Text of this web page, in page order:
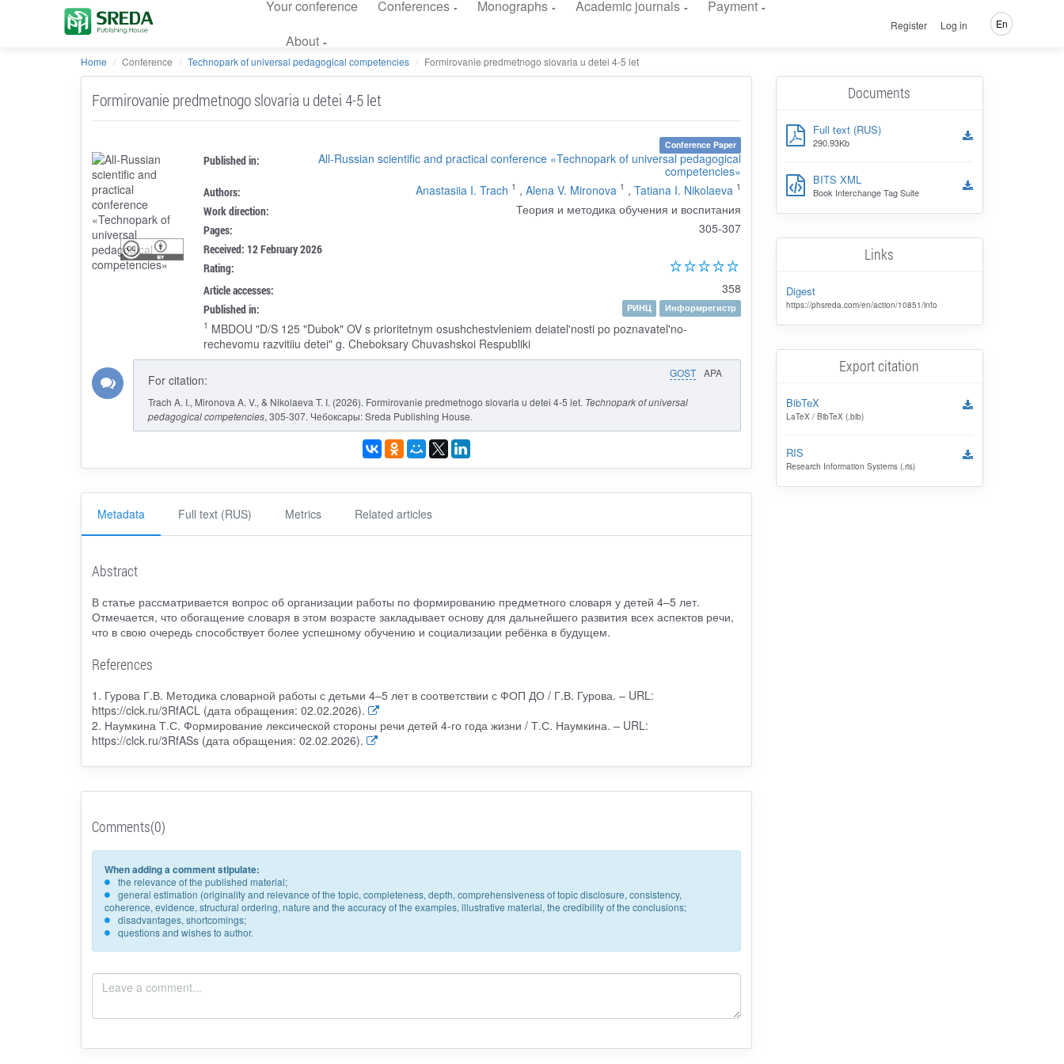
Your conference Conferences Monographs Academic journals
Payment
About
Register Log in En
Home Conference Technopark of universal pedagogical competencies Formirovanie predmetnogo slovaria u detei 4-5 let
Formirovanie predmetnogo slovaria u detei 4-5 let
Conference Paper
Published in:
All-Russian scientific and practical conference «Technopark of universal pedagogical
competencies»
Authors: Anastasiia I. Trach 1 , Alena V. Mironova 1 , Tatiana I. Nikolaeva 1
Work direction: Теория и методика обучения и воспитания
Pages: 305-307
Received: 12 February 2026
Rating:
Article accesses:
358
Published in: РИНЦ
Информрегистр
1 MBDOU "D/S 125 "Dubok" OV s prioritetnym osushchestvleniem deiatel'nosti po poznavatel'no-
rechevomu razvitiiu detei" g. Cheboksary Chuvashskoi Respubliki
GOST APA
For citation:
Trach A. I., Mironova A. V., & Nikolaeva T. I. (2026). Formirovanie predmetnogo slovaria u detei 4-5 let. Technopark of universal
pedagogical competencies, 305-307. Чебоксары: Sreda Publishing House.
Metadata Full text (RUS) Metrics Related articles
Abstract
В статье рассматривается вопрос об организации работы по формированию предметного словаря у детей 4–5 лет.
Отмечается, что обогащение словаря в этом возрасте закладывает основу для дальнейшего развития всех аспектов речи,
что в свою очередь способствует более успешному обучению и социализации ребёнка в будущем.
References
1. Гурова Г.В. Методика словарной работы с детьми 4–5 лет в соответствии с ФОП ДО / Г.В. Гурова. – URL:
https://clck.ru/3RfACL (дата обращения: 02.02.2026).
2. Наумкина Т.С. Формирование лексической стороны речи детей 4-го года жизни / Т.С. Наумкина. – URL:
https://clck.ru/3RfASs (дата обращения: 02.02.2026).
Comments(0)
When adding a comment stipulate:
the relevance of the published material;
general estimation (originality and relevance of the topic, completeness, depth, comprehensiveness of topic disclosure, consistency,
coherence, evidence, structural ordering, nature and the accuracy of the examples, illustrative material, the credibility of the conclusions;
disadvantages, shortcomings;
questions and wishes to author.
Documents
Full text (RUS)
290.93Kb
BITS XML
Book Interchange Tag Suite
Links
Digest
https://phsreda.com/en/action/10851/info
Export citation
BibTeX
LaTeX / BibTeX (.bib)
RIS
Research Information Systems (.ris)